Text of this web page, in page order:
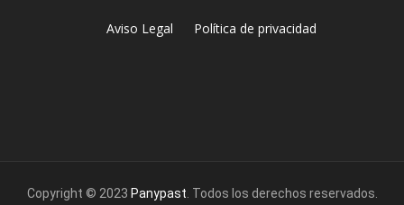
Aviso Legal Política de privacidad
Copyright © 2023 Panypast . Todos los derechos reservados.